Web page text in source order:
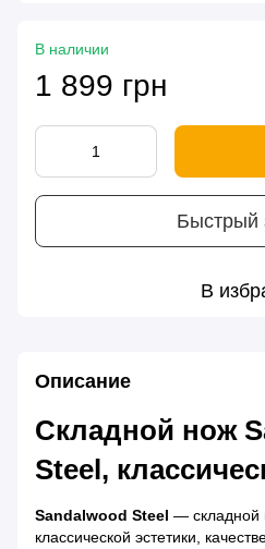
В наличии
1 899 грн
Быстрый
В
Описание
Складной нож
Steel ,
Sandalwood Steel — складной
классической эстетики,